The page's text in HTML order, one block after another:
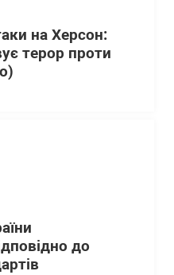
на Херсон:
терор проти
до